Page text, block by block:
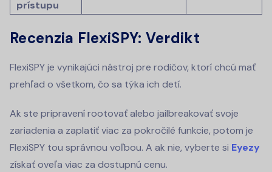
prístupu
Recenzia FlexiSPY: Verdikt
FlexiSPY je vynikajúci nástroj pre rodičov, ktorí chcú mať
prehľad o všetkom, čo sa týka ich detí.
Ak ste pripravení rootovať alebo jailbreakovať svoje
zariadenia a zaplatiť viac za pokročilé funkcie, potom je
FlexiSPY tou správnou voľbou. A ak nie, vyberte si Eyezy
získať oveľa viac za dostupnú cenu.